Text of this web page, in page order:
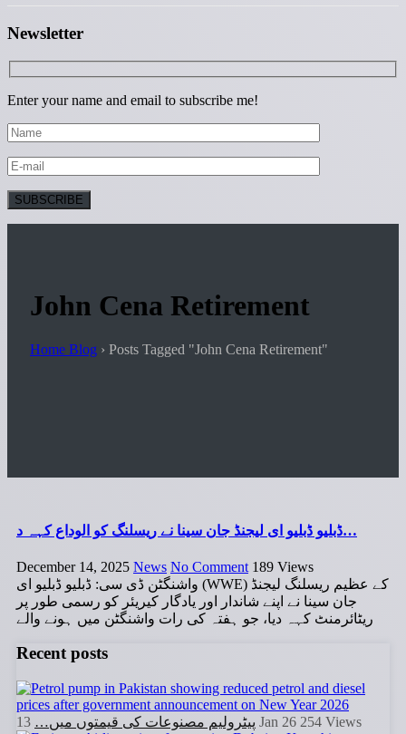
Newsletter
Enter your name and email to subscribe me!
John Cena Retirement
Home Blog › Posts Tagged "John Cena Retirement"
ڈبلیو ڈبلیو ای لیجنڈ جان سینا نے ریسلنگ کو الوداع کہہ د…
December 14, 2025 News No Comment 189 Views
واشنگٹن ڈی سی: ڈبلیو ڈبلیو ای (WWE) کے عظیم ریسلنگ لیجنڈ
جان سینا نے اپنے شاندار اور یادگار کیریئر کو رسمی طور پر
ریٹائرمنٹ کہہ دیا، جو ہفتہ کی رات واشنگٹن میں ہونے والے
Recent posts
پیٹرولیم مصنوعات کی قیمتوں میں… 13 Jan 26 254 Views